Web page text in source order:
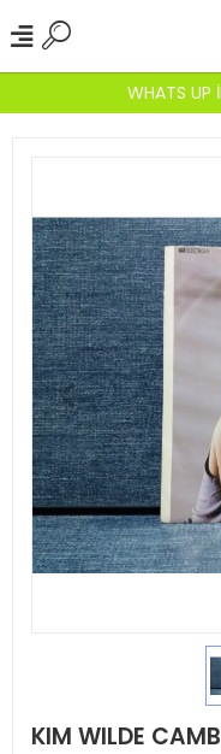
WHATS UP
KIM WILDE